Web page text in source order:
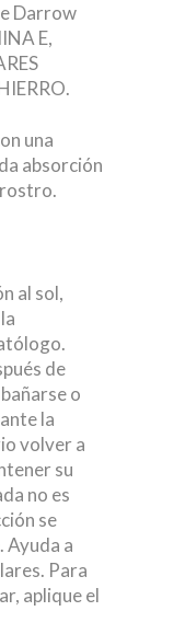
Darrow
E,
una
absorción
al sol,
de
o
la
volver a
su
no es
se
a
Para
aplique el